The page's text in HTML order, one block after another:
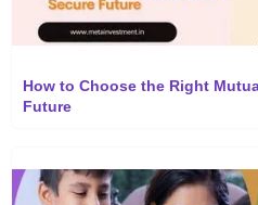
How to Choose the Right
Future